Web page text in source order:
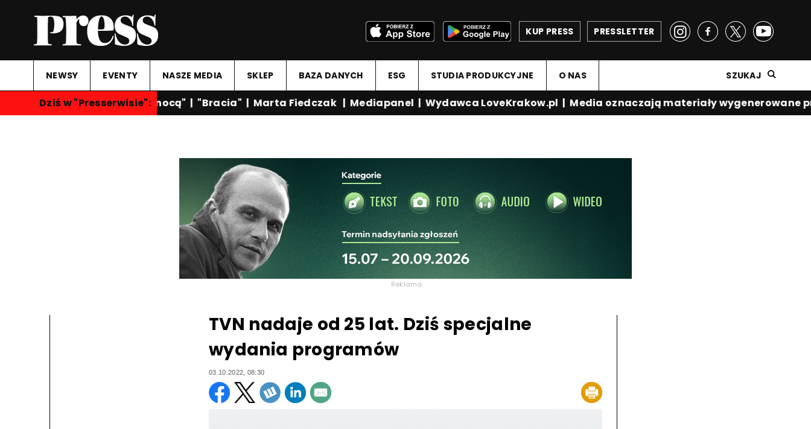
PRESSLETTER
KUP PRESS
NEWSY EVENTY NASZE MEDIA SKLEP BAZA DANYCH ESG STUDIA PRODUKCYJNE O NAS SZUKAJ
Dziś w "Presserwisie":
"Rozmowy nocą"|"Bracia"| Marta Fiedczak|Mediapanel| Wydawca LoveKrakow.pl|Media oznaczają materiały wygenerowane
Reklama
TVN nadaje od 25 lat. Dziś specjalne
wydania programów
03.10.2022, 08:30